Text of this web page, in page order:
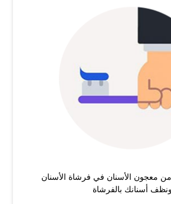
معجون الأسنان في فرشاة الأسنان
ونظف أسنانك بالفرشاة